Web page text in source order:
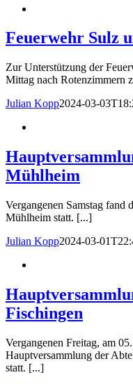
Feuerwehr Sulz
Zur Unterstützung der
Mittag nach Rotenzimmern
Julian Kopp2024-03-
Mühlheim
Vergangenen Samstag
Mühlheim statt. [...]
Julian Kopp2024-03-
Fischingen
Vergangenen Freitag, am
Hauptversammlung der
statt. [...]